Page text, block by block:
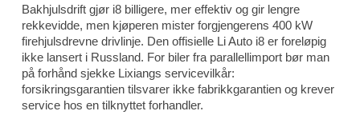
Bakhjulsdrift gjør i8 billigere, mer effektiv og gir lengre
rekkevidde, men kjøperen mister forgjengerens 400 kW
firehjulsdrevne drivlinje. Den offisielle Li Auto i8 er foreløpig
ikke lansert i Russland. For biler fra parallellimport bør man
på forhånd sjekke Lixiangs servicevilkår:
forsikringsgarantien tilsvarer ikke fabrikkgarantien og krever
service hos en tilknyttet forhandler.